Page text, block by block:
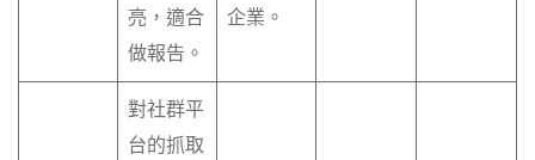
亮，適合
做報告。
企業。
對社群平
台的抓取